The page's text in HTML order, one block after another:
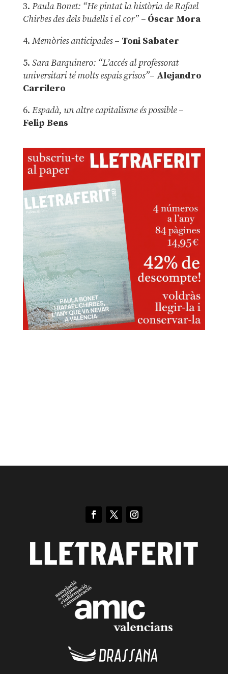
3. Paula Bonet: “He pintat la història de Rafael
Chirbes des dels budells i el cor” –Óscar Mora
4. Memòries anticipades– Toni Sabater
5. Sara Barquinero: “L’accés al professorat
universitari té molts espais grisos”– Alejandro
Carrilero
6. Espadà, un altre capitalisme és possible –
Felip Bens